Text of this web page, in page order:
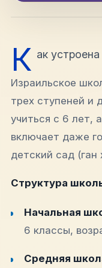
К ак
Израильское
трех ступеней и
учиться с 6 лет,
включает даже
детский сад (ган
Структура
Начальная
6 классы,
Средняя